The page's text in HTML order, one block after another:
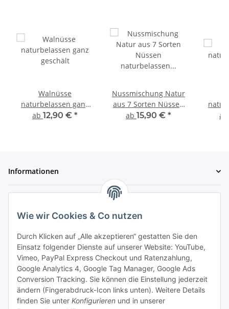
Wie wir Cookies & Co nutzen
Durch Klicken auf „Alle akzeptieren“ gestatten Sie den
Einsatz folgender Dienste auf unserer Website: YouTube,
Vimeo, PayPal Express Checkout und Ratenzahlung,
Google Analytics 4, Google Tag Manager, Google Ads
Conversion Tracking. Sie können die Einstellung jederzeit
ändern (Fingerabdruck-Icon links unten). Weitere Details
finden Sie unter Konfigurieren und in unserer
Walnüsse
naturbelassen ganz
geschält
ab 12,90 € *
Nussmischung Natur
aus 7 Sorten Nüssen
naturbelassen
ab 15,90 € *
Informationen